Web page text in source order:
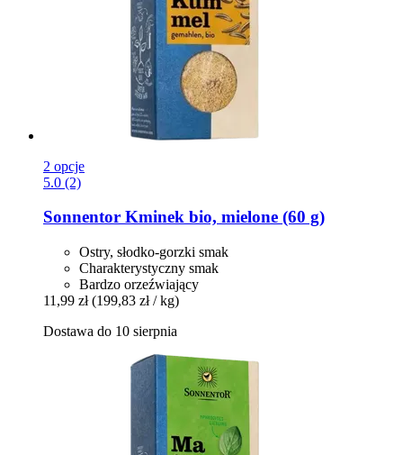
2 opcje
5.0 (2)
Sonnentor Kminek bio, mielone (60 g)
Ostry, słodko-gorzki smak
Charakterystyczny smak
Bardzo orzeźwiający
11,99 zł (199,83 zł / kg)
Dostawa do 10 sierpnia